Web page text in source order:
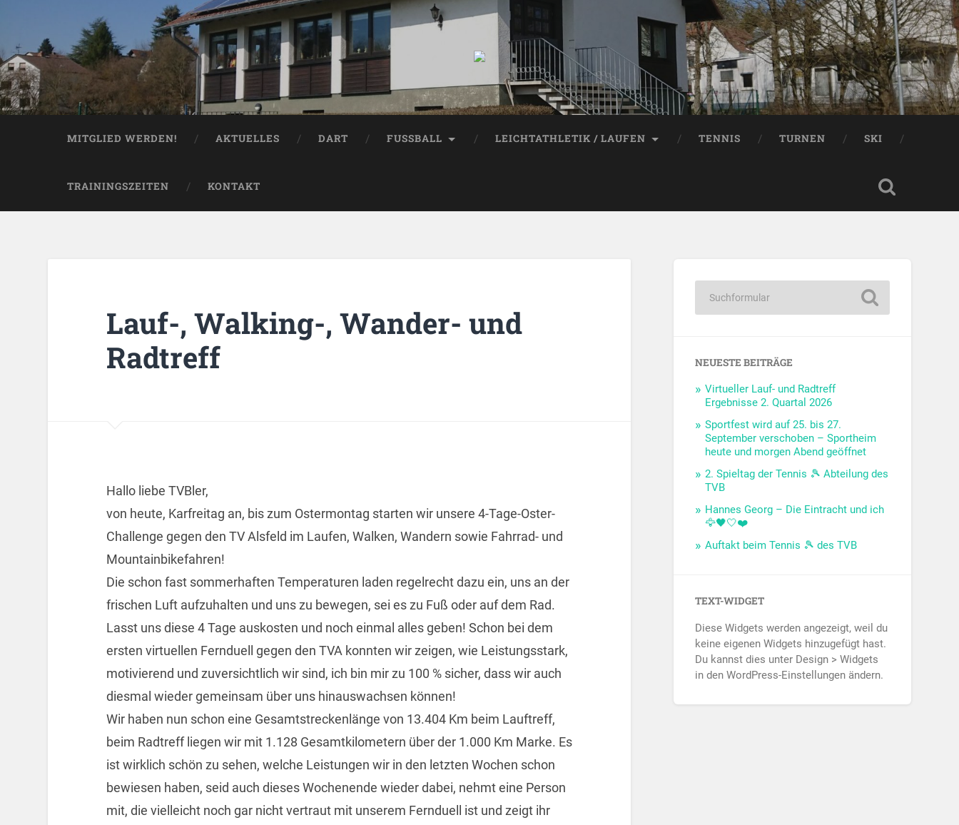
MITGLIED WERDEN! AKTUELLES DART FUSSBALL LEICHTATHLETIK / LAUFEN TENNIS TURNEN SKI
TRAININGSZEITEN KONTAKT
Lauf-, Walking-, Wander- und
Radtreff
Hallo liebe TVBler,
von heute, Karfreitag an, bis zum Ostermontag starten wir unsere 4-Tage-Oster-
Challenge gegen den TV Alsfeld im Laufen, Walken, Wandern sowie Fahrrad- und
Mountainbikefahren!
Die schon fast sommerhaften Temperaturen laden regelrecht dazu ein, uns an der
frischen Luft aufzuhalten und uns zu bewegen, sei es zu Fuß oder auf dem Rad.
Lasst uns diese 4 Tage auskosten und noch einmal alles geben! Schon bei dem
ersten virtuellen Fernduell gegen den TVA konnten wir zeigen, wie Leistungsstark,
motivierend und zuversichtlich wir sind, ich bin mir zu 100 % sicher, dass wir auch
diesmal wieder gemeinsam über uns hinauswachsen können!
Wir haben nun schon eine Gesamtstreckenlänge von 13.404 Km beim Lauftreff,
beim Radtreff liegen wir mit 1.128 Gesamtkilometern über der 1.000 Km Marke. Es
ist wirklich schön zu sehen, welche Leistungen wir in den letzten Wochen schon
bewiesen haben, seid auch dieses Wochenende wieder dabei, nehmt eine Person
mit, die vielleicht noch gar nicht vertraut mit unserem Fernduell ist und zeigt ihr
NEUESTE BEITRÄGE
Virtueller Lauf- und Radtreff
Ergebnisse 2. Quartal 2026
Sportfest wird auf 25. bis 27.
September verschoben – Sportheim
heute und morgen Abend geöffnet
2. Spieltag der Tennis 🎾 Abteilung des
TVB
Hannes Georg – Die Eintracht und ich
🦅🖤🤍❤️
Auftakt beim Tennis 🎾 des TVB
TEXT-WIDGET
Diese Widgets werden angezeigt, weil du
keine eigenen Widgets hinzugefügt hast.
Du kannst dies unter Design > Widgets
in den WordPress-Einstellungen ändern.